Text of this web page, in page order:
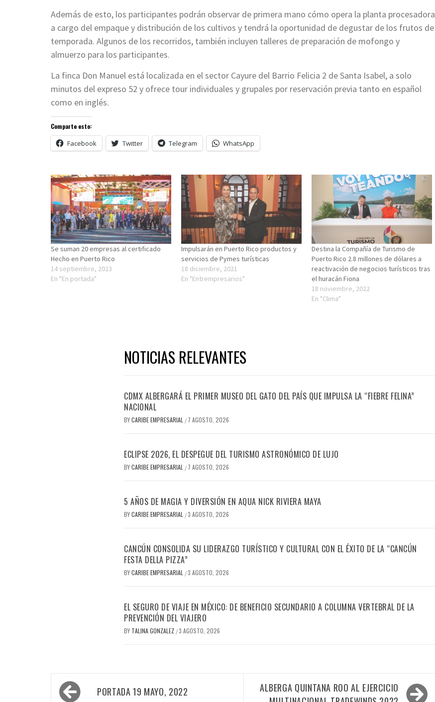
Además de esto, los participantes podrán observar de primera mano cómo opera la planta procesadora
a cargo del empaque y distribución de los cultivos y tendrá la oportunidad de degustar de los frutos de
temporada. Algunos de los recorridos, también incluyen talleres de preparación de mofongo y
almuerzo para los participantes.
La finca Don Manuel está localizada en el sector Cayure del Barrio Felicia 2 de Santa Isabel, a solo
minutos del expreso 52 y ofrece tour individuales y grupales por reservación previa tanto en español
como en inglés.
Comparte esto:
Facebook Twitter Telegram WhatsApp
Se suman 20 empresas al certificado
Hecho en Puerto Rico
14 septiembre, 2023
En "En portada"
Impulsarán en Puerto Rico productos y
servicios de Pymes turísticas
18 diciembre, 2021
En "Entrempresarios"
Destina la Compañía de Turismo de
Puerto Rico 2.8 millones de dólares a
reactivación de negocios turísticos tras
el huracán Fiona
18 noviembre, 2022
En "Clima"
NOTICIAS RELEVANTES
CDMX ALBERGARÁ EL PRIMER MUSEO DEL GATO DEL PAÍS QUE IMPULSA LA “FIEBRE FELINA”
NACIONAL
BYCARIBE EMPRESARIAL / 7 AGOSTO, 2026
ECLIPSE 2026, EL DESPEGUE DEL TURISMO ASTRONÓMICO DE LUJO
BYCARIBE EMPRESARIAL / 7 AGOSTO, 2026
5 AÑOS DE MAGIA Y DIVERSIÓN EN AQUA NICK RIVIERA MAYA
BYCARIBE EMPRESARIAL /3 AGOSTO, 2026
CANCÚN CONSOLIDA SU LIDERAZGO TURÍSTICO Y CULTURAL CON EL ÉXITO DE LA “CANCÚN
FESTA DELLA PIZZA”
BYCARIBE EMPRESARIAL /3 AGOSTO, 2026
EL SEGURO DE VIAJE EN MÉXICO: DE BENEFICIO SECUNDARIO A COLUMNA VERTEBRAL DE LA
PREVENCIÓN DEL VIAJERO
BY TALINA GONZALEZ /3 AGOSTO, 2026
NavegaciónPORTADA 19 MAYO, 2022
ALBERGA QUINTANA ROO AL EJERCICIO